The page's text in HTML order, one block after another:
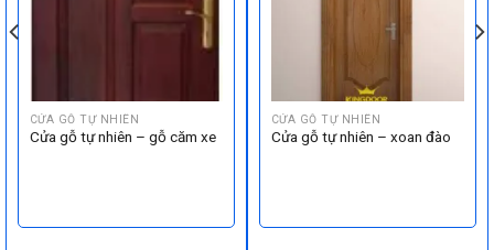
CỬA GỖ TỰ NHIÊN
Cửa gỗ tự nhiên – gỗ căm xe
CỬA GỖ TỰ NHIÊN
Cửa gỗ tự nhiên – xoan đào